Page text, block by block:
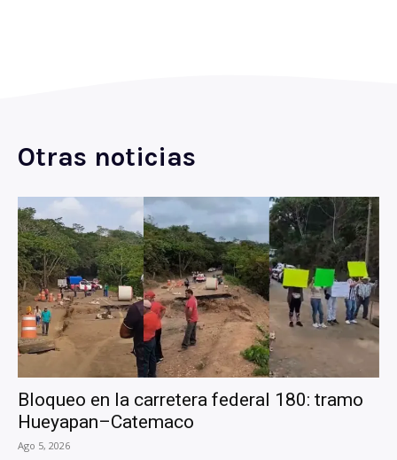
Otras noticias
Bloqueo en la carretera federal 180: tramo
Hueyapan–Catemaco
Ago 5, 2026